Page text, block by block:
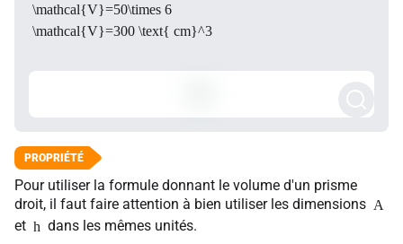
\mathcal{V}=50\times 6
\mathcal{V}=300 \text{ cm}^3
Pour utiliser la formule donnant le volume d'un prisme
droit, il faut faire attention à bien utiliser les dimensions A
et h dans les mêmes unités.